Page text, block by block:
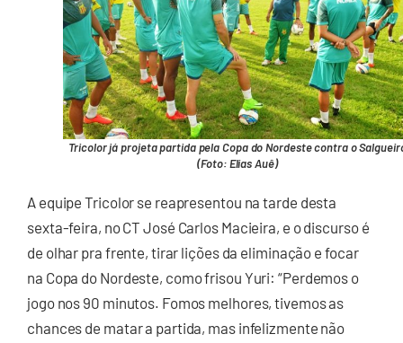
Tricolor já projeta partida pela Copa do Nordeste contra o
(Foto: Elias Auê)
A equipe Tricolor se reapresentou na tarde desta
sexta-feira, no CT José Carlos Macieira, e o discurso é
de olhar pra frente, tirar lições da eliminação e focar
na Copa do Nordeste, como frisou Yuri: “Perdemos o
jogo nos 90 minutos. Fomos melhores, tivemos as
chances de matar a partida, mas infelizmente não